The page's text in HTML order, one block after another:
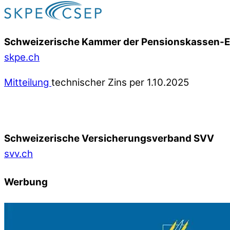
Schweizerische Kammer der Pensionskassen-
skpe.ch
Mitteilung technischer Zins per 1.10.2025
Schweizerische Versicherungsverband SVV
svv.ch
Werbung